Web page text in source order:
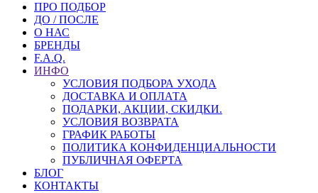
ПРО ПОДБОР
ДО / ПОСЛЕ
О НАС
БРЕНДЫ
F.A.Q.
ИНФО
УСЛОВИЯ ПОДБОРА УХОДА
ДОСТАВКА И ОПЛАТА
ПОДАРКИ, АКЦИИ, СКИДКИ.
УСЛОВИЯ ВОЗВРАТА
ГРАФИК РАБОТЫ
ПОЛИТИКА КОНФИДЕНЦИАЛЬНОСТИ
ПУБЛИЧНАЯ ОФЕРТА
БЛОГ
КОНТАКТЫ